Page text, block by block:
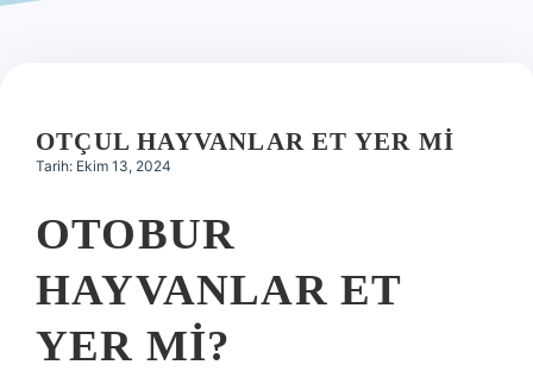
Hakkımızda
OTÇUL HAYVANLAR ET YER MI
Tarih: Ekim 13, 2024
OTOBUR
HAYVANLAR ET
YER MI?